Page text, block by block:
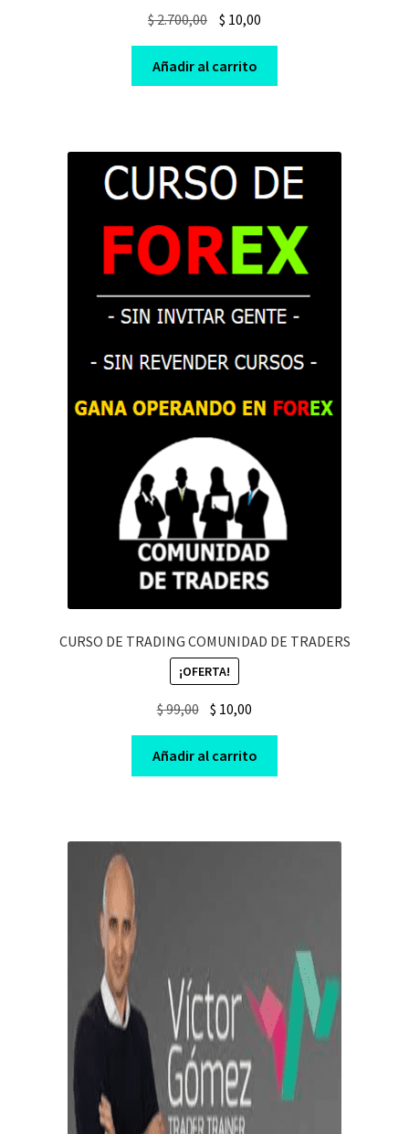
$2.700,00
Original
was:
$ 2.700,00.
$ 10,00Current
$ 10,00.
Añadir al carrito
CURSO DE TRADING COMUNIDAD DE TRADERS
¡OFERTA!
$99,00 Original
price
was:
$ 99,00.
$ 10,00
price
is:
$ 10,00.
Añadir al carrito